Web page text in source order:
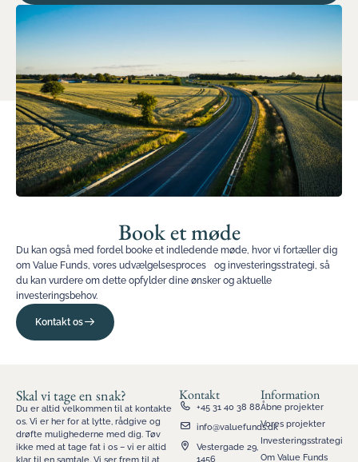
Book et møde
Du kan også med fordel booke et indledende møde, hvor vi fortæller dig
om Value Funds, vores udvælgelsesproces og investeringsstrategi, så
du kan vurdere om dette opfylder dine ønsker og aktuelle
investeringsbehov.
Kontakt os
Skal vi tage en snak?
Du er altid velkommen til at kontakte
os. Vi er her for at lytte, rådgive og
drøfte mulighederne med dig. Tøv
ikke med at tage fat i os – vi er altid
Kontakt
+45 31 40 38 88
info@valuefunds.dk
Vestergade 29,
1456
Information
Åbne projekter
Vores projekter
Investeringsstrategi
Om Value Funds